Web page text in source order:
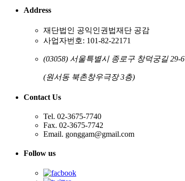
Address
재단법인 공익인권법재단 공감
사업자번호: 101-82-22171
(03058) 서울특별시 종로구 창덕궁길 29-6
(원서동 북촌창우극장 3층)
Contact Us
Tel. 02-3675-7740
Fax. 02-3675-7742
Email. gonggam@gmail.com
Follow us